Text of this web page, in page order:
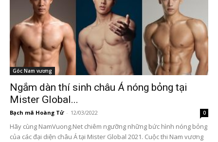
Góc Nam vương
Ngắm dàn thí sinh châu Á nóng bỏng tại
Mister Global...
Bạch mã Hoàng Tử - 12/03/2022 0
Hãy cùng NamVuong.Net chiêm ngưỡng những bức hình nóng bỏng
của các đại diện châu Á tại Mister Global 2021. Cuộc thi Nam vương